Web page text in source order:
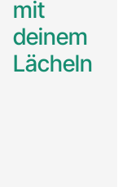
mit
deinem
Lächeln